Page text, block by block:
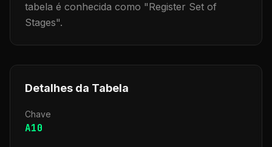
tabela é conhecida como "Register Set of
Stages".
Detalhes da Tabela
Chave
A10